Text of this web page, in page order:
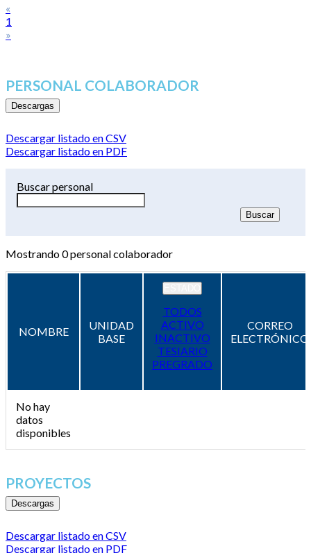
«
1
»
PERSONAL COLABORADOR
Descargas
Descargar listado en CSV
Descargar listado en PDF
Buscar personal
Mostrando0personal colaborador
NOMBRE
UNIDAD
BASE
TODOS
ACTIVO
INACTIVO
TESIARIO
PREGRADO
CORREO
ELECTRÓNICO
No hay
datos
disponibles
PROYECTOS
Descargas
Descargar listado en CSV
Descargar listado en PDF